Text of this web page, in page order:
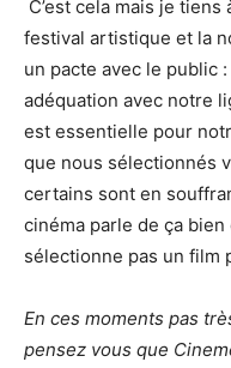
C’est cela mais je
festival artistique et la
un pacte avec le public
adéquation avec notre
est essentielle pour
que nous sélectionnés
certains sont en
cinéma parle de ça
sélectionne pas un film
En ces moments pas
pensez vous que